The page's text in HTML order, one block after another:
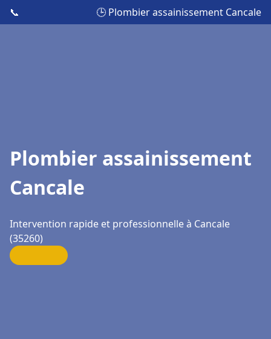
📞 🕒 Plombier assainissement Cancale
Plombier assainissement
Cancale
Intervention rapide et professionnelle à Cancale
(35260)